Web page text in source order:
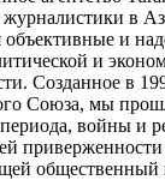
в
объективные и
и
Созданное в
Союза, мы
войны и
общественный